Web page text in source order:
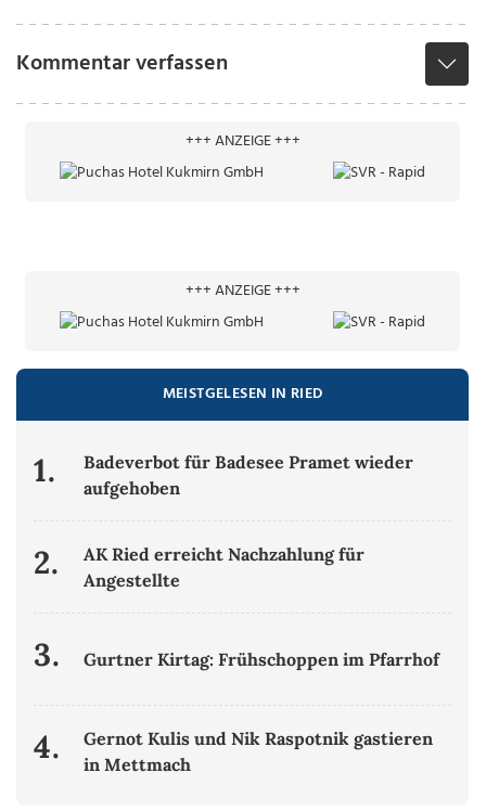
Kommentar verfassen
+++ ANZEIGE +++
+++ ANZEIGE +++
MEISTGELESEN IN RIED
1.
Badeverbot für Badesee Pramet wieder
aufgehoben
2.
AK Ried erreicht Nachzahlung für
Angestellte
3. Gurtner Kirtag: Frühschoppen im Pfarrhof
4.
Gernot Kulis und Nik Raspotnik gastieren
in Mettmach